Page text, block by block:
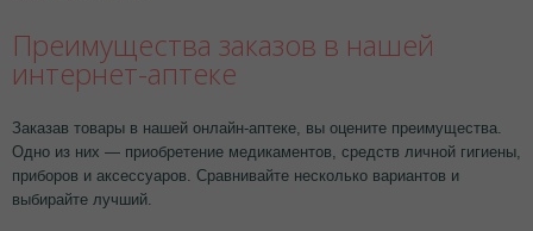
Преимущества заказов в нашей
интернет-аптеке
Заказав товары в нашей онлайн-аптеке, вы оцените преимущества.
Одно из них — приобретение медикаментов, средств личной гигиены,
приборов и аксессуаров. Сравнивайте несколько вариантов и
выбирайте лучший.